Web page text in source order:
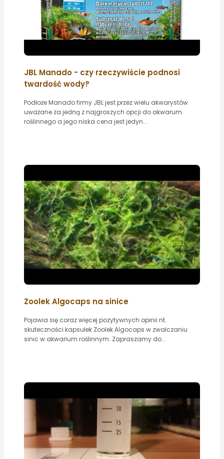
JBL Manado - czy rzeczywiście podnosi
twardość wody?
Podłoże Manado firmy JBL jest przez wielu akwarystów
uważane za jedną z najgroszych opcji do akwarum
roślinnego a jego niska cena jest jedyn...
Zoolek Algocaps na sinice
Pojawia się coraz więcej pozytywnych opinii nt.
skuteczności kapsułek Zoolek Algocaps w zwalczaniu
sinic w akwarium roślinnym. Zapraszamy do...